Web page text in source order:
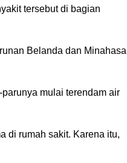
tersebut di bagian
Belanda dan Minahasa
mulai terendam air
di rumah sakit. Karena itu,